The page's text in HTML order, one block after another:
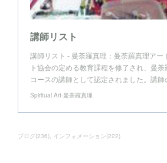
講師リスト
講師リスト - 曼荼羅真理：曼荼羅真理アー
ト協会の定める教育課程を修了され、曼
コースの講師として認定されました。講師
Spiritual Art-曼荼羅真理
ブログ(236) インフォメーション(222)